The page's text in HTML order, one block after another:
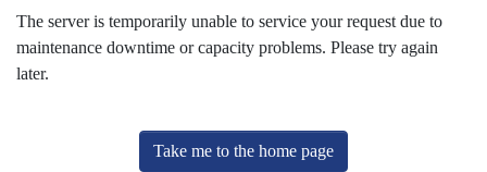
The server is temporarily unable to service your request due to
maintenance downtime or capacity problems. Please try again
later.
Take me to the home page